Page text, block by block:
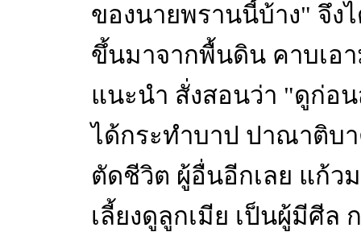
ของนายพรานนี้บ้าง" จึ
ขึ้นมาจากพื้นดิน คาบเอ
แนะนำ สั่งสอนว่า "ดูก่อ
ได้กระทำบาป ปาณาติบ
ตัดชีวิต ผู้อื่นอีกเลย แก้
เลี้ยงดูลูกเมีย เป็นผู้มีศีล